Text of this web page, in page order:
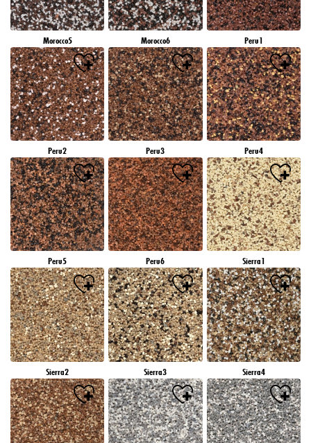
Morocco5 Morocco6 Peru1
Peru2 Peru3 Peru4
Peru5 Peru6 Sierra1
Sierra2 Sierra3 Sierra4